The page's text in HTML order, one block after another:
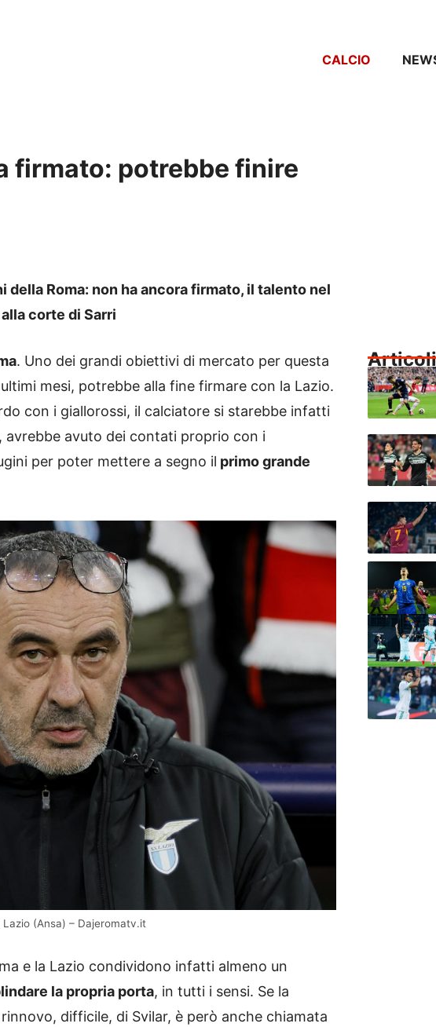
CALCIO
firmato: potrebbe finire
della Roma: non ha ancora firmato, il talento nel
corte di Sarri
. Uno dei grandi obiettivi di mercato per questa
mesi, potrebbe alla fine firmare con la Lazio.
con i giallorossi, il calciatore si starebbe infatti
avuto dei contati proprio con i
per poter mettere a segno il primo grande
(Ansa) – Dajeromatv.it
e la Lazio condividono infatti almeno un
la propria porta, in tutti i sensi. Se la
difficile, di Svilar, è però anche chiamata